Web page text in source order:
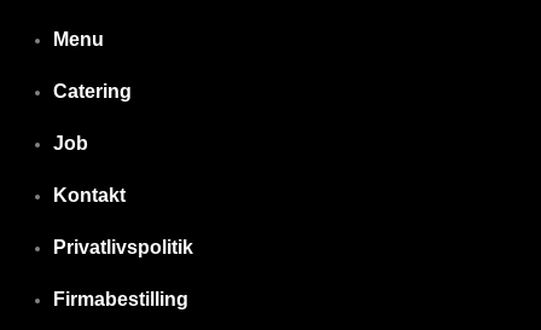
Menu
Catering
Job
Kontakt
Privatlivspolitik
Firmabestilling